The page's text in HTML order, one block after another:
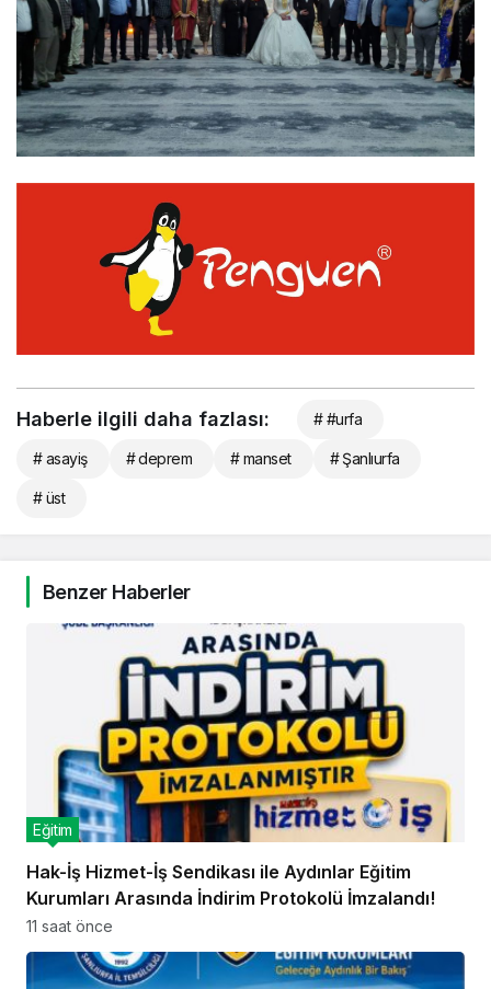
Haberle ilgili daha fazlası: # #urfa
# asayiş # deprem # manset # Şanlıurfa
# üst
Benzer Haberler
Hak-İş Hizmet-İş Sendikası ile Aydınlar Eğitim
Kurumları Arasında İndirim Protokolü İmzalandı!
Eğitim
11 saat önce